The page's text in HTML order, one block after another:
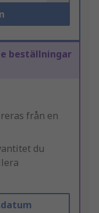
beställningar
från en
du